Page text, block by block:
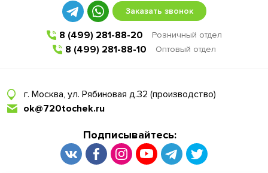
Заказать звонок
8 (499) 281-88-20 Розничный отдел
8 (499) 281-88-10 Оптовый отдел
г. Москва, ул. Рябиновая д.32 (производство)
ok@720tochek.ru
Подписывайтесь: